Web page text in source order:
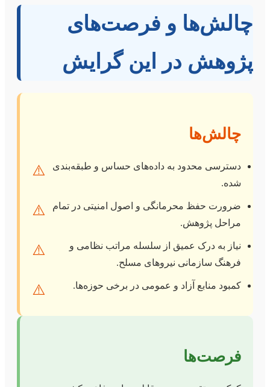
چالش‌ها و فرصت‌های
پژوهش در این گرایش
چالش‌ها
⚠️
دسترسی محدود به داده‌های حساس و طبقه‌بندی
شده.
⚠️
ضرورت حفظ محرمانگی و اصول امنیتی در تمام
مراحل پژوهش.
⚠️
نیاز به درک عمیق از سلسله مراتب نظامی و
فرهنگ سازمانی نیروهای مسلح.
⚠️ کمبود منابع آزاد و عمومی در برخی حوزه‌ها.
فرصت‌ها